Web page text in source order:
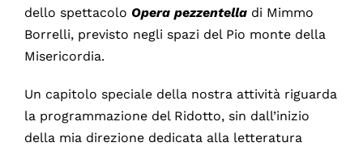
dello spettacolo Opera pezzentelladi Mimmo
Borrelli, previsto negli spazi del Pio monte della
Misericordia.
Un capitolo speciale della nostra attività riguarda
la programmazione del Ridotto, sin dall’inizio
della mia direzione dedicata alla letteratura